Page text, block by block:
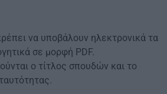
να υποβάλουν ηλεκτρονικά τα
σε μορφή PDF.
ο τίτλος σπουδών και το